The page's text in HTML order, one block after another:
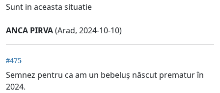
Sunt in aceasta situatie
ANCA PIRVA(Arad, 2024-10-10)
#475
Semnez pentru ca am un bebeluș născut prematur în
2024.